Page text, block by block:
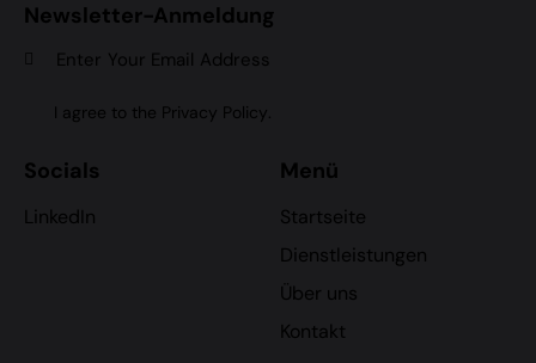
Newsletter-Anmeldung
I agree to the Privacy Policy.
Socials
LinkedIn
Menü
Startseite
Dienstleistungen
Über uns
Kontakt